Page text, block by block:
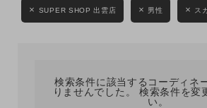
SUPER SHOP 出雲店 男性 ス
検索条件に該当するコーディネ
りませんでした。 検索条件を変
い。